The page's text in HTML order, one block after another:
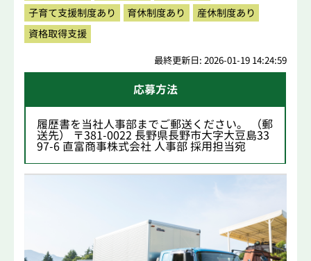
子育て支援制度あり
育休制度あり
産休制度あり
資格取得支援
最終更新日: 2026-01-19 14:24:59
応募方法
履歴書を当社人事部までご郵送ください。 （郵
送先） 〒381-0022 長野県長野市大字大豆島33
97-6 直富商事株式会社 人事部 採用担当宛